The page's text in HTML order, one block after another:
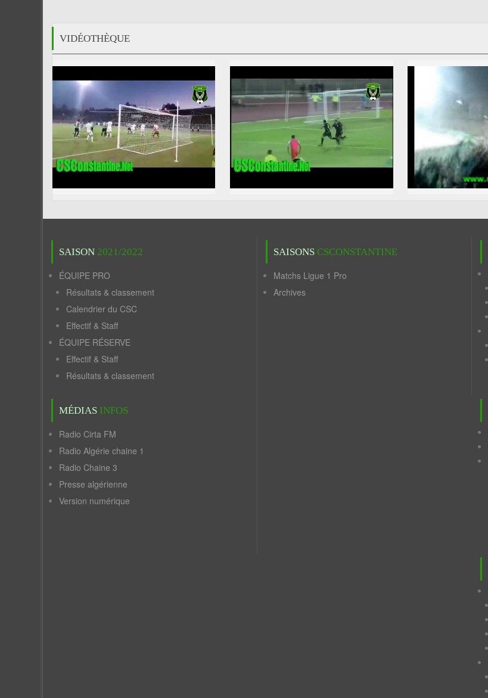
VIDÉOTHÈQUE
SAISON 2021/2022
ÉQUIPE PRO
Résultats & classement
Calendrier du CSC
Effectif & Staff
ÉQUIPE RÉSERVE
Effectif & Staff
Résultats & classement
MÉDIAS INFOS
Radio Cirta FM
Radio Algérie chaine 1
Radio Chaine 3
Presse algérienne
Version numérique
SAISONS CSCONSTANTINE
Matchs Ligue 1 Pro
Archives